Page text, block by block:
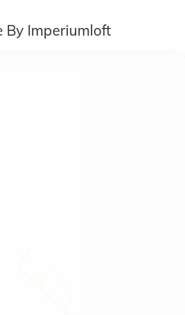
By Imperiumloft